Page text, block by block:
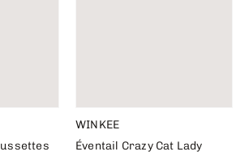
WINKEE
Éventail Crazy Cat Lady